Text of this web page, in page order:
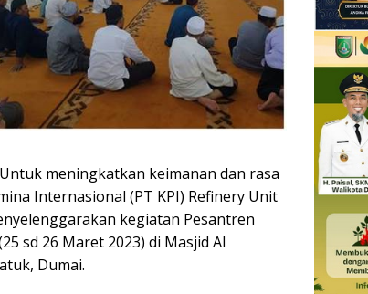
meningkatkan keimanan dan rasa
Internasional (PT KPI) Refinery Unit
kegiatan Pesantren
sd 26 Maret 2023) di Masjid Al
Dumai.